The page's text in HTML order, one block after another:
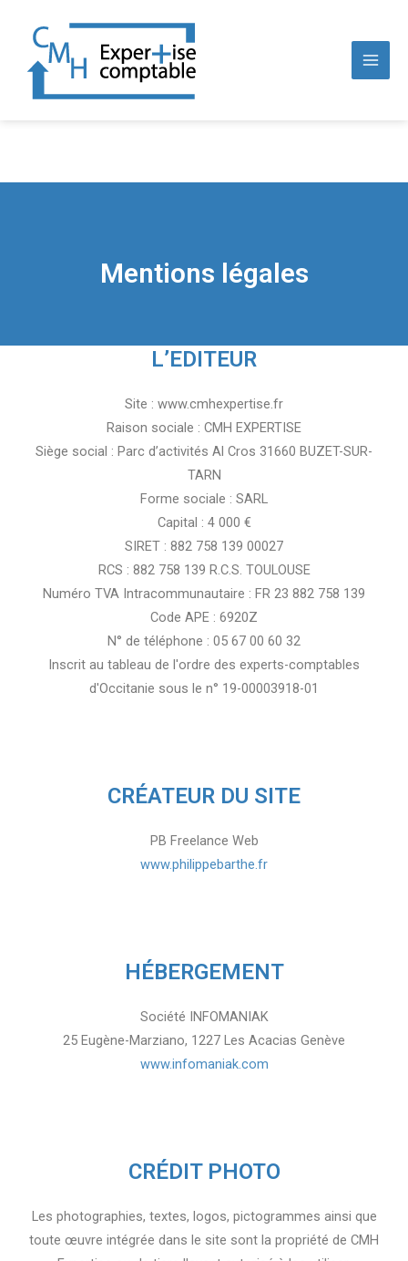
contenu
Mentions légales
L’EDITEUR
Site : www.cmhexpertise.fr
Raison sociale : CMH EXPERTISE
Siège social : Parc d’activités Al Cros 31660 BUZET-SUR-
TARN
Forme sociale : SARL
Capital : 4 000 €
SIRET : 882 758 139 00027
RCS : 882 758 139 R.C.S. TOULOUSE
Numéro TVA Intracommunautaire : FR 23 882 758 139
Code APE : 6920Z
N° de téléphone : 05 67 00 60 32
Inscrit au tableau de l'ordre des experts-comptables
d'Occitanie sous le n° 19-00003918-01
CRÉATEUR DU SITE
PB Freelance Web
www.philippebarthe.fr
HÉBERGEMENT
Société INFOMANIAK
25 Eugène-Marziano, 1227 Les Acacias Genève
www.infomaniak.com
CRÉDIT PHOTO
Les photographies, textes, logos, pictogrammes ainsi que
toute œuvre intégrée dans le site sont la propriété de CMH